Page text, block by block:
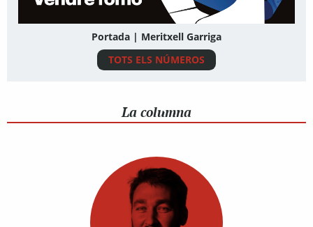
Portada | Meritxell Garriga
TOTS ELS NÚMEROS
La columna